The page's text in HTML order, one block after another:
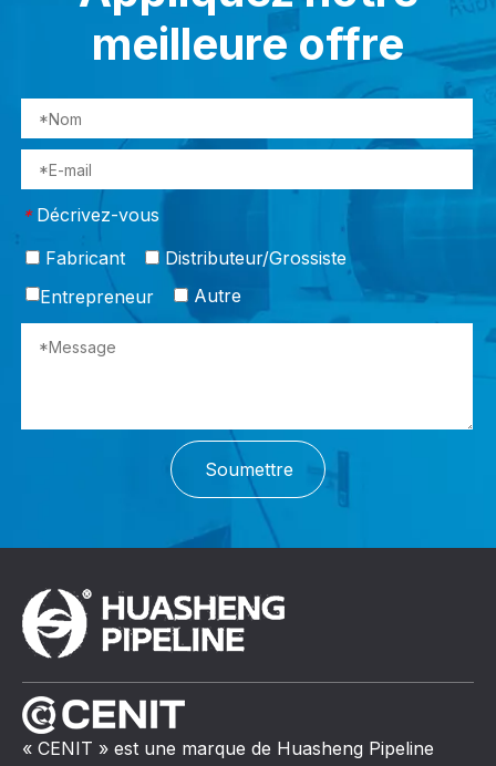
meilleure offre
* Décrivez-vous
Fabricant
Distributeur/Grossiste
Entrepreneur
Autre
Soumettre
« CENIT » est une marque de Huasheng Pipeline